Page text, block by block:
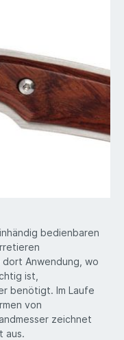
bedienbaren
Anwendung, wo
ist,
benötigt. Im Laufe
von
zeichnet
aus.